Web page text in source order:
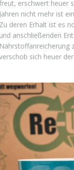
erschwert heuer
Jahren nicht mehr ist
Zu deren Erhalt ist es
und anschließenden
Nährstoffanreicherung
sich heuer